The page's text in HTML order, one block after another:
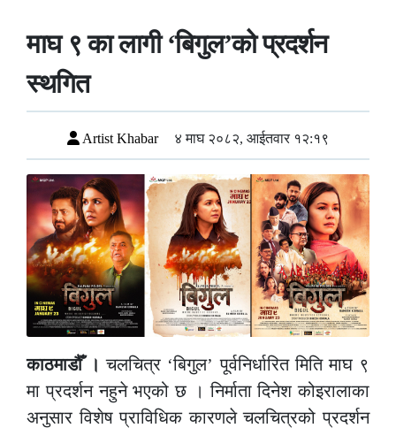
माघ ९ का लागी ‘बिगुल’को प्रदर्शन
स्थगित
Artist Khabar ४ माघ २०८२, आईतवार १२:१९
काठमाडौँ । चलचित्र ‘बिगुल’ पूर्वनिर्धारित मिति माघ ९
मा प्रदर्शन नहुने भएको छ । निर्माता दिनेश कोइरालाका
अनुसार विशेष प्राविधिक कारणले चलचित्रको प्रदर्शन